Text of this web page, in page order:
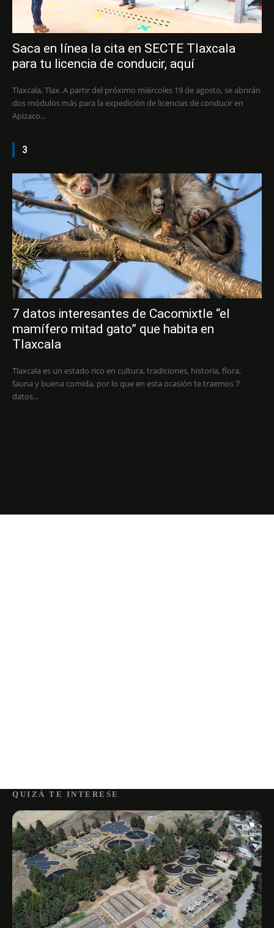
Saca en línea la cita en SECTE Tlaxcala
para tu licencia de conducir, aquí
Tlaxcala, Tlax. A partir del próximo miércoles 19 de agosto, se abrirán
dos módulos más para la expedición de licencias de conducir en
Apizaco...
3
7 datos interesantes de Cacomixtle “el
mamífero mitad gato” que habita en
Tlaxcala
Tlaxcala es un estado rico en cultura, tradiciones, historia, flora,
fauna y buena comida, por lo que en esta ocasión te traemos 7
datos...
QUIZÁ TE INTERESE